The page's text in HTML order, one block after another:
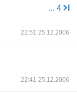
... 4
22:51 25.12.2006
22:41 25.12.2006